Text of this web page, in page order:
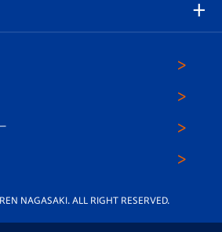
タグラム
NAGASAKI. ALL RIGHT RESERVED.